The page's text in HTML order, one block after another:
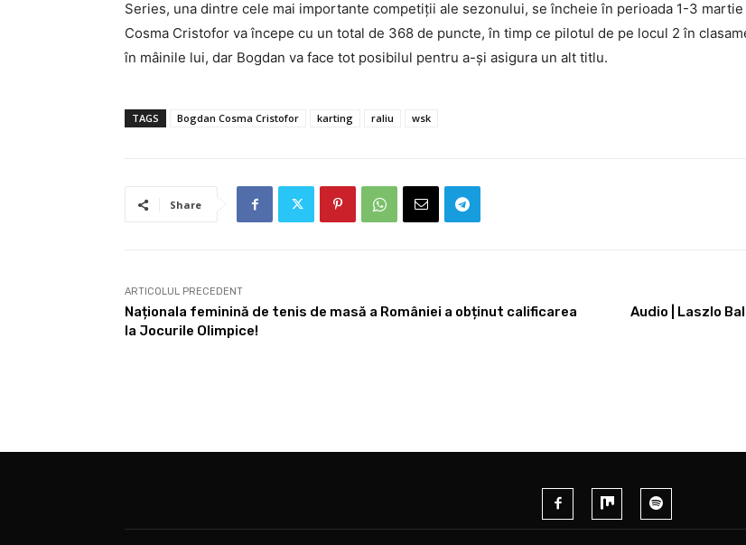
Series, una dintre cele mai importante competiții ale sezonului, se încheie în perioada 1-3
Cosma Cristofor va începe cu un total de 368 de puncte, în timp ce pilotul de pe locul 2 în
în mâinile lui, dar Bogdan va face tot posibilul pentru a-și asigura un alt titlu.
TAGS Bogdan Cosma Cristofor karting raliu wsk
Share
ARTICOLUL PRECEDENT
Naționala feminină de tenis de masă a României a obținut calificarea
la Jocurile Olimpice!
Audio | Laszlo